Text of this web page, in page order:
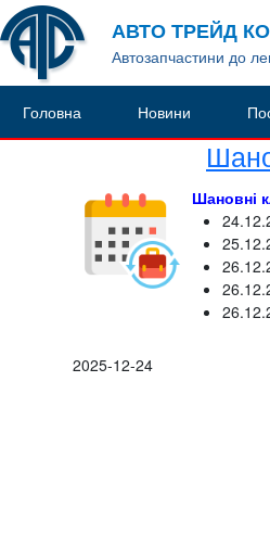
АВТО ТРЕЙД
Автозапчастини до
Головна Новини
Шановні
2025-12-24